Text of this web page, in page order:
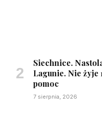
Siechnice.
Lagunie. Nie żyje
pomoc
7 sierpnia, 2026